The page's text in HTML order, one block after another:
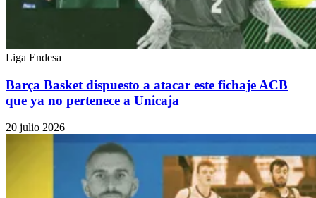
Liga Endesa
Barça Basket dispuesto a atacar este fichaje ACB
que ya no pertenece a Unicaja
20 julio 2026